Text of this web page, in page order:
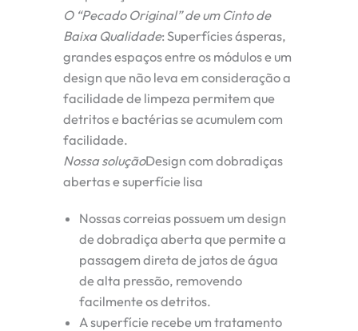
O “Pecado Original” de um Cinto de
Baixa Qualidade: Superfícies ásperas,
grandes espaços entre os módulos e um
design que não leva em consideração a
facilidade de limpeza permitem que
detritos e bactérias se acumulem com
facilidade.
Nossa soluçãoDesign com dobradiças
abertas e superfície lisa
Nossas correias possuem um design
de dobradiça aberta que permite a
passagem direta de jatos de água
de alta pressão, removendo
facilmente os detritos.
A superfície recebe um tratamento